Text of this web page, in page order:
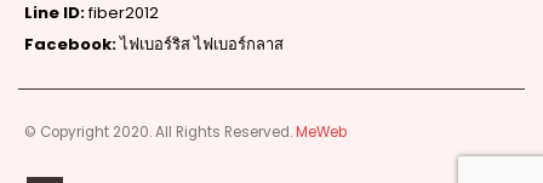
Line ID:fiber2012
Facebook:ไฟเบอร์ริส ไฟเบอร์กลาส
© Copyright 2020. All Rights Reserved.MeWeb